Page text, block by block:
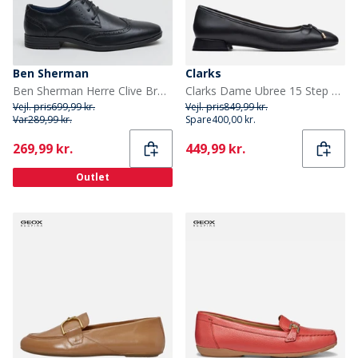
Ben Sherman
Ben Sherman Herre Clive Brogues Sort
Vejl. pris699,99 kr.
Var289,99 kr.
Current
269,99 kr.
Outlet
Clarks
Clarks Dame Ubree 15 Step Sko Black Leather
Vejl. pris849,99 kr.
Spare400,00 kr.
Current
449,99 kr.